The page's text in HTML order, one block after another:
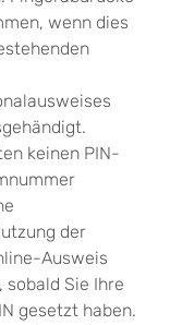
wenn dies
keinen PIN-
der
Ausweis
sobald Sie Ihre
gesetzt haben.